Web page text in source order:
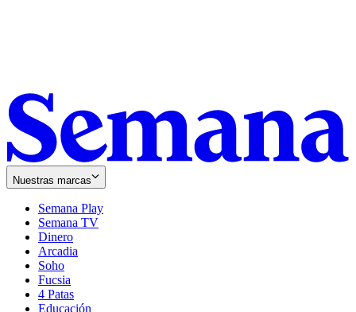
Nuestras marcas
Semana Play
Semana TV
Dinero
Arcadia
Soho
in
new
window
Fucsia
in
new
4 Patas
Educación